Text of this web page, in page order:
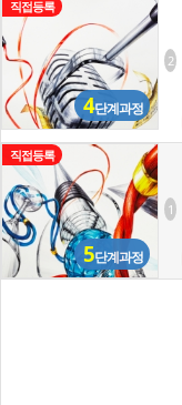
4단계과정
직접등록
2
5단계과정
직접등록
1